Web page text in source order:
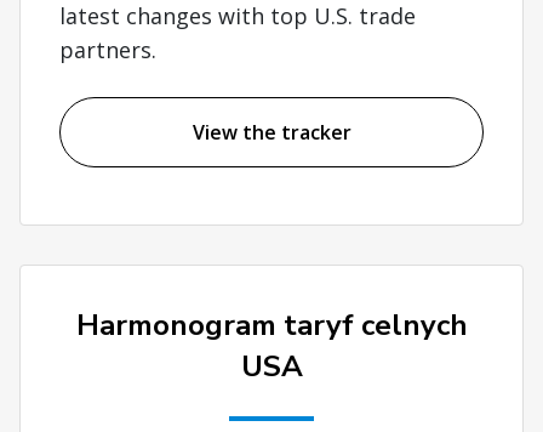
latest changes with top U.S. trade
partners.
View the tracker
Harmonogram taryf celnych
USA